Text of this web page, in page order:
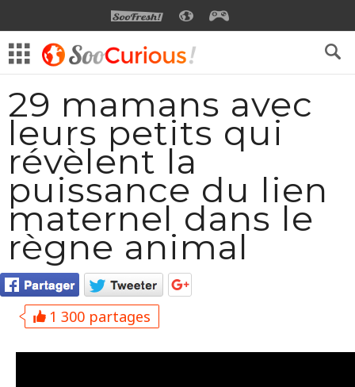
SOOFRESHSOOCURIOUS
29 mamans avec
leurs petits qui
révèlent la
puissance du lien
maternel dans le
règne animal
1 300 partages